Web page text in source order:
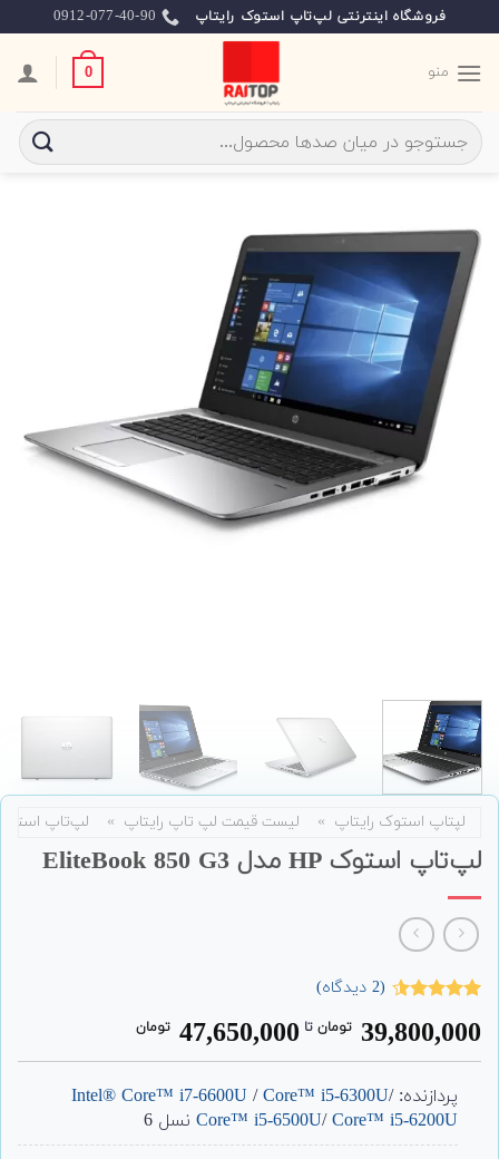
to
content
فروشگاه اینترنتی لپ‌تاپ استوک رایتاپ 0912-077-40-90
منو 0
جستجو
برای:
لپتاپ استوک رایتاپ » لیست قیمت لپ تاپ رایتاپ » لپ‌تاپ
لپ‌تاپ استوک HP مدل EliteBook 850 G3
از 5 امتیاز
مشتری
(
2دیدگاه)
39,800,000 تومان ‌ تا ‌ 47,650,000 تومان
پردازنده: Intel® Core™ i7-6600U /Core™ i5-6300U/
Core™ i5-6500U/Core™ i5-6200U نسل 6